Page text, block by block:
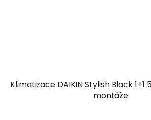
Klimatizace DAIKIN Stylish Black 1+1
montáže